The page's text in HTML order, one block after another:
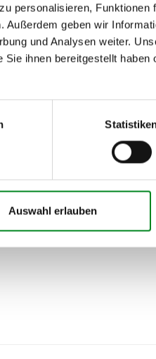
personalisieren,
geben wir
und Analysen weiter.
ihnen bereitgestellt
Auswahl erlauben
(Chat, Telefon oder E-Mail).
oderFahrgestellnummer.